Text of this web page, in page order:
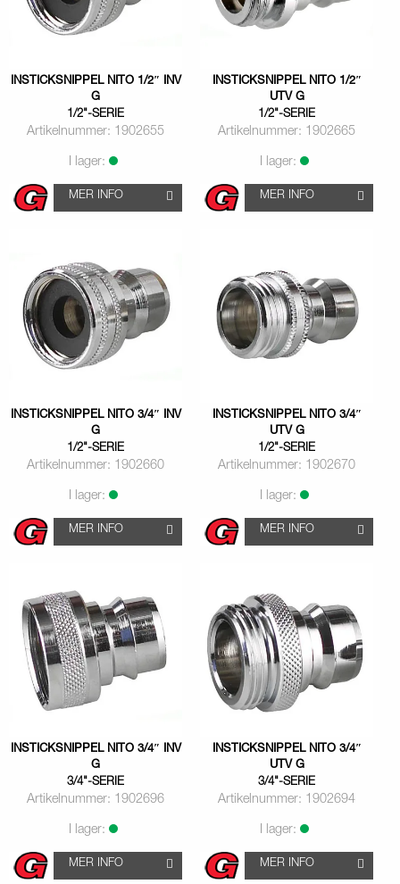
INSTICKSNIPPEL NITO 1/2″ INV
G
1/2"-SERIE
Artikelnummer: 1902655
I lager:
MER INFO
INSTICKSNIPPEL NITO 1/2″
UTV G
1/2"-SERIE
Artikelnummer: 1902665
I lager:
MER INFO
INSTICKSNIPPEL NITO 3/4″ INV
G
1/2"-SERIE
Artikelnummer: 1902660
I lager:
MER INFO
INSTICKSNIPPEL NITO 3/4″
UTV G
1/2"-SERIE
Artikelnummer: 1902670
I lager:
MER INFO
INSTICKSNIPPEL NITO 3/4″ INV
G
3/4"-SERIE
Artikelnummer: 1902696
I lager:
MER INFO
INSTICKSNIPPEL NITO 3/4″
UTV G
3/4"-SERIE
Artikelnummer: 1902694
I lager:
MER INFO